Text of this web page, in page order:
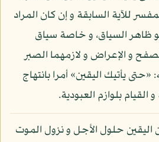
للآية السابقة و إن كان المراد
ظاهر السياق، و خاصة سياق
و الإعراض و لازمهما الصبر
«حتى يأتيك اليقين» أمرا بانتهاج
بلوازم العبودية.
اليقين حلول الأجل و نزول الموت